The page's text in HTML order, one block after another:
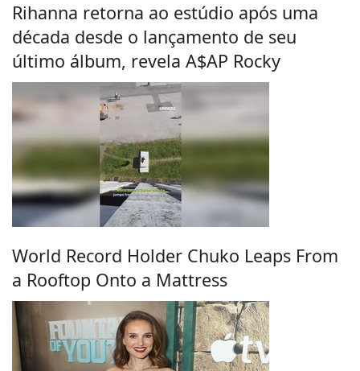
Rihanna retorna ao estúdio após uma
década desde o lançamento de seu
último álbum, revela A$AP Rocky
World Record Holder Chuko Leaps From
a Rooftop Onto a Mattress